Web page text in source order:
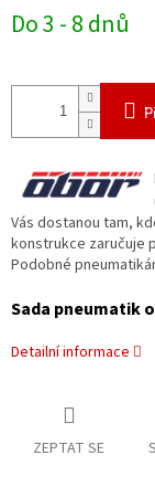
cena:
Do 3 - 8 dnů
Vás dostanou tam,
konstrukce zaručuje
Podobné
Sada pneumatik
Detailní informace
ZEPTAT SE